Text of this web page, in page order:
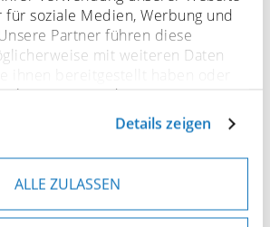
für soziale Medien, Werbung und
Partner führen diese
mit weiteren Daten
Ihrer Nutzung der Dienste
Sofern personenbezogene Daten in
werden, besteht das Risiko,
diese Daten zugreifen und sie
Ihre Einwilligung jederzeit
Weitere Details hierzu
Datenschutzerklärung.
Details zeigen
ALLE ZULASSEN